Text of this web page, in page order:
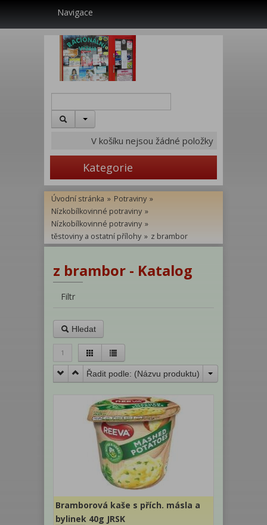
Navigace
V košíku nejsou žádné položky
Kategorie
Úvodní stránka » Potraviny »
Nízkobílkovinné potraviny »
Nízkobílkovinné potraviny »
těstoviny a ostatní přílohy » z brambor
z brambor - Katalog
Filtr
Hledat
1
Řadit podle: (Názvu produktu)
Bramborová kaše s přích. másla a
bylinek 40g JRSK